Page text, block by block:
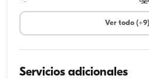
Ver todo (+9)
Servicios adicionales